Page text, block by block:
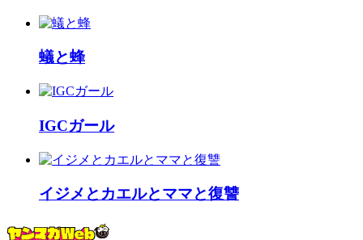
蟻と蜂
IGCガール
イジメとカエルとママと復讐